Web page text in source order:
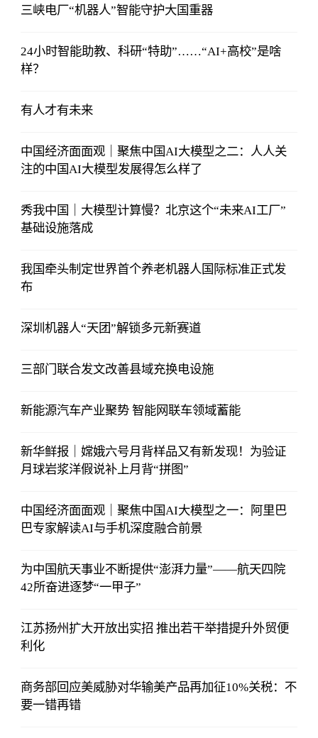
三峡电厂“机器人”智能守护大国重器
24小时智能助教、科研“特助”……“AI+高校”是啥
样？
有人才有未来
中国经济面面观｜聚焦中国AI大模型之二：人人关
注的中国AI大模型发展得怎么样了
秀我中国｜大模型计算慢？北京这个“未来AI工厂”
基础设施落成
我国牵头制定世界首个养老机器人国际标准正式发
布
深圳机器人“天团”解锁多元新赛道
三部门联合发文改善县域充换电设施
新能源汽车产业聚势 智能网联车领域蓄能
新华鲜报｜嫦娥六号月背样品又有新发现！为验证
月球岩浆洋假说补上月背“拼图”
中国经济面面观｜聚焦中国AI大模型之一：阿里巴
巴专家解读AI与手机深度融合前景
为中国航天事业不断提供“澎湃力量”——航天四院
42所奋进逐梦“一甲子”
江苏扬州扩大开放出实招 推出若干举措提升外贸便
利化
商务部回应美威胁对华输美产品再加征10%关税：不
要一错再错